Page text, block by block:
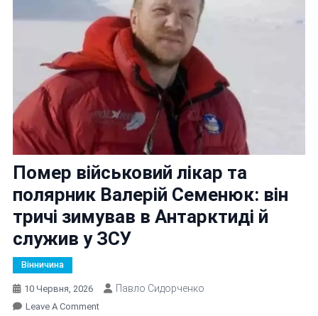
Помер військовий лікар та
полярник Валерій Семенюк: він
тричі зимував в Антарктиді й
служив у ЗСУ
Вінничина
10 Червня, 2026 Павло Сидорченко
Leave A CommentOn